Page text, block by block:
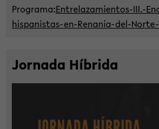
Pro­gra­ma:Entrelazamientos-​III.-​
hispanistas-en-Renania-del-
Jor­na­da Híbrida